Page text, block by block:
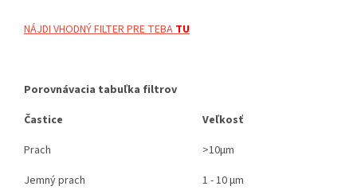
NÁJDI VHODNÝ FILTER PRE TEBATU
Porovnávacia tabuľka filtrov
Častice
Veľkosť
Prach
>10μm
Jemný prach
1 - 10 μm